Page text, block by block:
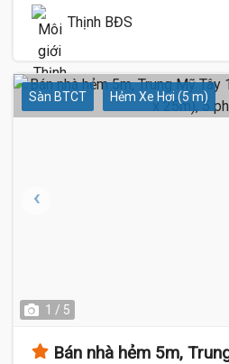
Thịnh BĐS
Sàn BTCT Hẻm Xe Hơi (5 m)
1 / 5
Bán nhà hẻm 5m,